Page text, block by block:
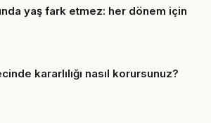
yaş fark etmez: her dönem için
kararlılığı nasıl korursunuz?